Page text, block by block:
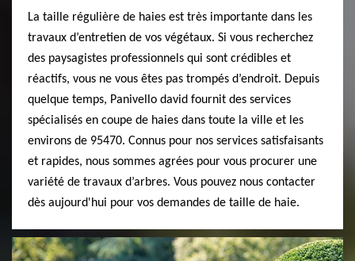
La taille régulière de haies est très importante dans les
travaux d’entretien de vos végétaux. Si vous recherchez
des paysagistes professionnels qui sont crédibles et
réactifs, vous ne vous êtes pas trompés d’endroit. Depuis
quelque temps, Panivello david fournit des services
spécialisés en coupe de haies dans toute la ville et les
environs de 95470. Connus pour nos services satisfaisants
et rapides, nous sommes agrées pour vous procurer une
variété de travaux d’arbres. Vous pouvez nous contacter
dès aujourd'hui pour vos demandes de taille de haie.